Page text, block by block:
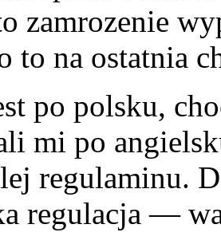
zamrozenie
to na ostatnia
po polsku,
mi po
regulaminu.
regulacja —